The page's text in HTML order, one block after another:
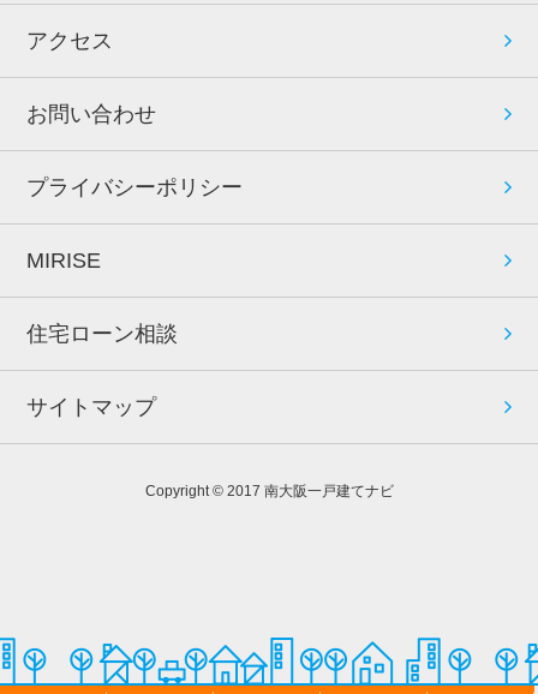
アクセス
お問い合わせ
プライバシーポリシー
MIRISE
住宅ローン相談
サイトマップ
Copyright © 2017 南大阪一戸建てナビ